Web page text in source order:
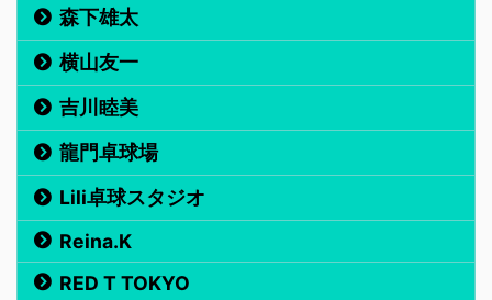
森下雄太
横山友一
吉川睦美
龍門卓球場
Lili卓球スタジオ
Reina.K
RED T TOKYO